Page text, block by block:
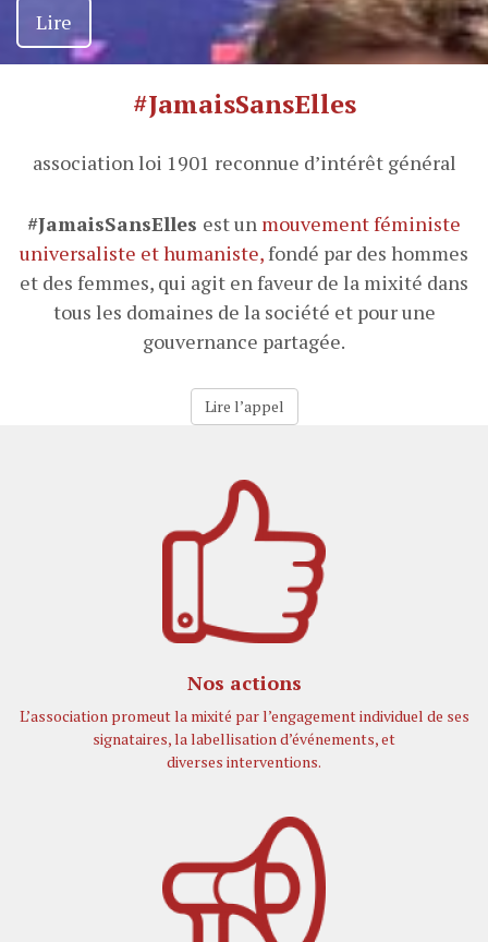
Lire
Lire
Lire
#JamaisSansElles
association loi 1901 reconnue d’intérêt général
#JamaisSansElles est un mouvement féministe
universaliste et humaniste,fondé par des hommes
et des femmes, qui agit en faveur de la mixité dans
tous les domaines de la société et pour une
gouvernance partagée.
Lire l’appel
Nos actions
L’association promeut la mixité par l’engagement individuel de ses
signataires, la labellisation d’événements, et
diverses interventions.